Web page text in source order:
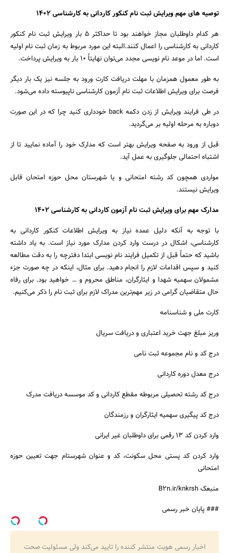
جستجو
توصیه‌ های مهم ویرایش ثبت نام کنکور کاردانی به کارشناسی 1402
هر کدام داوطلبان مجاز خواهند بود تا حداکثر 5 بار ویرایش ثبت نام کنکور
کاردانی به کارشناسی را اعمال کنند.البته این مورد مربوط به زمان ثبت نام اولیه
است. اما در موعد نام نویسی مجدد می‌توان نهایتاً 10 بار به ویرایش پرداخت.
به طور معمول همزمان با مهلت دریافت کارت ورود به جلسه نیز یک بار دیگر
فرصت برای ویرایش اطلاعات ثبت نام آزمون کارشناسی ناپیوسته داده می‌شود.
در طی فرایند ویرایش از زدن دکمه back خودداری کنید چرا که در این صورت
دوباره به مرحله اولیه بر می‌گردید.
قبل از ورود به صفحه ویرایش بهتر است که مدارک خود را آماده نمایید تا از
اشتباه احتمالی جلوگیری به عمل آید.
مواردی همچون کد رشته امتحانی و یا شهرستان محل حوزه امتحان قابل
ویرایش نیستند.
مدارک مهم برای ویرایش ثبت نام آزمون کاردانی به کارشناسی 1402
با توجه به آنکه دلیل عمده نیاز به ویرایش اطلاعات کنکور کاردانی به
کارشناسی، اشکال در درست وارد کردن مدارک مورد نیاز است. به یاد داشته
باشید که حتماً قبل از تکمیل فرایند نام نویسی ابتدا دفترچه را به دقت مطالعه
کنید و سپس اقدامات لازم را انجام دهید. برای مثال، اینکه در چه صورت جزء
مشمولان سهمیه شهدا و ایثارگران، مناطق محروم و … خواهید بود. برای رفاه
حال متقاضیان گرامی در زیر مهم‌ترین مدراک لازم برای ثبت نام را ذکر می‌کنیم.
کارت ملی و شناسنامه
وریز مبلغ جهت خرید اعتباری و دریافت سریال
درج کد و نام مجموعه ثبت نامی
درج معدل دوره کاردانی
درج کد رشته تحصیلی مربوطه مقطع کاردانی و کد موسسه دریافت مدرک
درج کد پیگیری سهمیه ایثارگران و رزمندگان
وارد کردن کد 13 رقمی برای داوطلبان غیر ایرانی
وارد کردن کد پستی محل سکونت، کد و عنوان شهرستام جهت تعیین حوزه
امتحانی
منبعک B2n.ir/knkrsh
### پایان خبر رسمی
اخبار رسمی هویت منتشر کننده را تایید می‌کند ولی مسئولیت صحت